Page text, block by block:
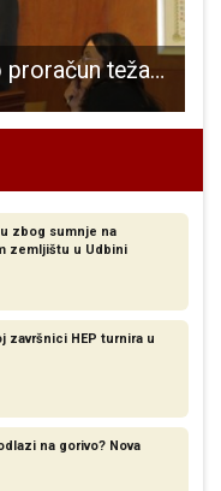
VIDEO: Grad Gospić dobio proračun težak više od 100 milijuna kuna
zbog sumnje na
zemljištu u Udbini
završnici HEP turnira u
na gorivo? Nova